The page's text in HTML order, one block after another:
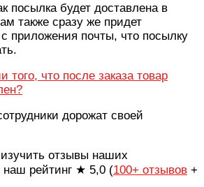
посылка будет доставлена в
также сразу же придет
приложения почты, что посылку
того, что после заказа товар
дорожат своей
отзывы наших
наш рейтинг ★ 5,0 (100+ отзывов +